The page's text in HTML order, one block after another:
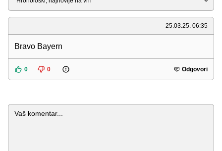
25.03.25. 06:35
Bravo Bayern
0 0 Odgovori
Komentar